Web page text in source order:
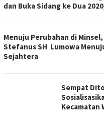
dan Buka Sidang ke Dua
Menuju Perubahan di
Stefanus SH Lumowa
Sejahtera
Sempat
Kecamatan